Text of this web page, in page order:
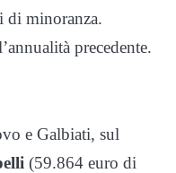
di minoranza.
precedente.
e Galbiati, sul
(59.864 euro di